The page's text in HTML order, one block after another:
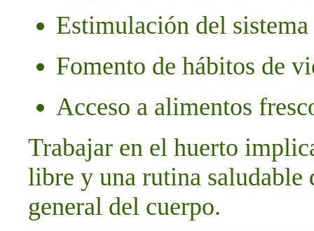
Estimulación del
Fomento de hábitos de
Acceso a alimentos
Trabajar en el huerto
libre y una rutina saludable
general del cuerpo.